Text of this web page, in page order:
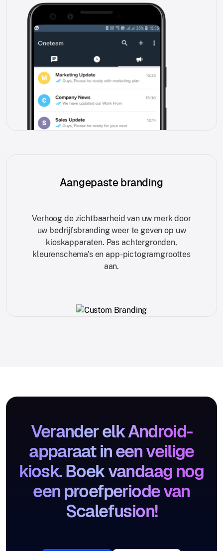
Aangepaste branding
Verhoog de zichtbaarheid van uw merk door
uw bedrijfsbranding weer te geven op uw
kioskapparaten. Pas achtergronden,
kleurenschema's en app-pictogramgroottes
aan.
Verander elk Android-
apparaat in een veilige
kiosk. Boek vandaag nog
een proefperiode van
Scalefusion!